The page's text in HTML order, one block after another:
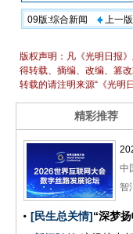
09版:综合新闻 上一版